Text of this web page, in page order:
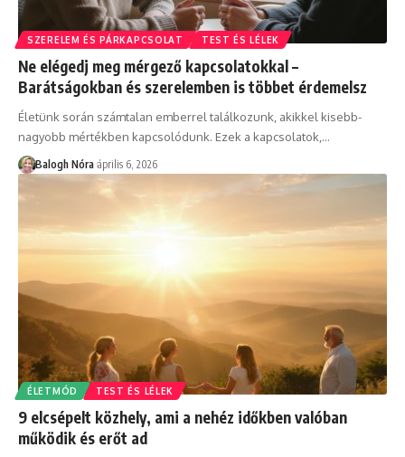
SZERELEM ÉS PÁRKAPCSOLAT TEST ÉS LÉLEK
Ne elégedj meg mérgező kapcsolatokkal –
Barátságokban és szerelemben is többet érdemelsz
Életünk során számtalan emberrel találkozunk, akikkel kisebb-
nagyobb mértékben kapcsolódunk. Ezek a kapcsolatok, …
Balogh Nóra április 6, 2026
ÉLETMÓD TEST ÉS LÉLEK
9 elcsépelt közhely, ami a nehéz időkben valóban
működik és erőt ad